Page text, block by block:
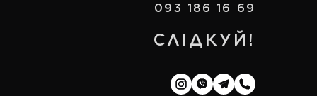
093 186 16 69
СЛІДКУЙ!